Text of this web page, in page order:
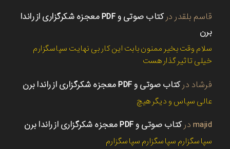
قاسم بلقدر در
کتاب صوتی و PDF معجزه شکرگزاری از راندا
برن
سلام وقت بخیر ممنون بابت این کار بی نهایت سپاسگزارم
خیلی تاثیر گذار هست
فرشاد درکتاب صوتی و PDF معجزه شکرگزاری از راندا برن
عالی سپاس و دیگر هیچ
majid درکتاب صوتی و PDF معجزه شکرگزاری از راندا برن
سپاسگزارم سپاسگزارم سپاسگزارم